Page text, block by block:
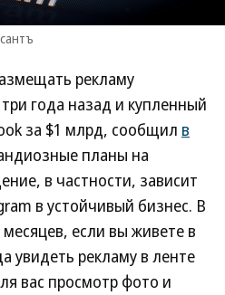
рекламу
года назад и купленный
за $1 млрд, сообщил в
планы на
в частности, зависит
в устойчивый бизнес. В
если вы живете в
рекламу в ленте
вас просмотр фото и